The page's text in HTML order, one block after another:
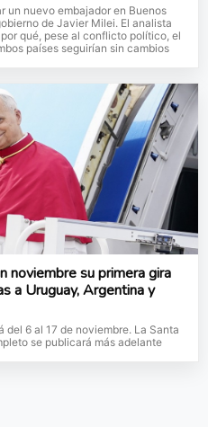
un nuevo embajador en Buenos
de Javier Milei. El analista
qué, pese al conflicto político, el
países seguirían sin cambios
noviembre su primera gira
a Uruguay, Argentina y
del 6 al 17 de noviembre. La Santa
se publicará más adelante